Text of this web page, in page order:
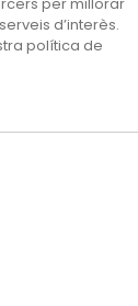
de 10 a 13 h.
d’interès.
política de